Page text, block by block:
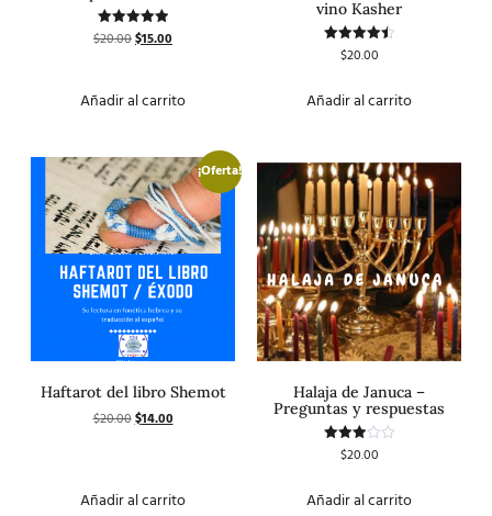
Valorado
con
$20.00$15.00
Añadir al carrito
vino Kasher
Valorado
$20.00
Añadir al carrito
¡Oferta!
Haftarot del libro Shemot
$20.00$14.00
Añadir al carrito
Halaja de Januca –
Preguntas y respuestas
Valorado
con
$20.00
Añadir al carrito